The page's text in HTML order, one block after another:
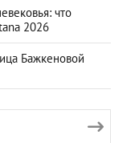
что
2026
Бажкеновой